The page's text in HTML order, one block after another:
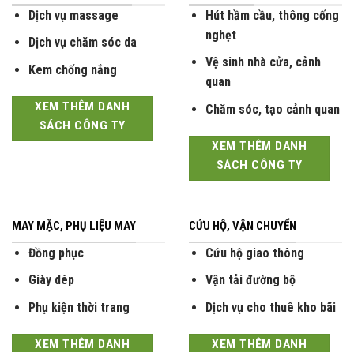
Dịch vụ massage
Dịch vụ chăm sóc da
Kem chống nắng
XEM THÊM DANH
SÁCH CÔNG TY
Hút hầm cầu, thông cống
nghẹt
Vệ sinh nhà cửa, cảnh
quan
Chăm sóc, tạo cảnh quan
XEM THÊM DANH
SÁCH CÔNG TY
MAY MẶC, PHỤ LIỆU MAY
Đồng phục
Giày dép
Phụ kiện thời trang
XEM THÊM DANH
CỨU HỘ, VẬN CHUYỂN
Cứu hộ giao thông
Vận tải đường bộ
Dịch vụ cho thuê kho bãi
XEM THÊM DANH